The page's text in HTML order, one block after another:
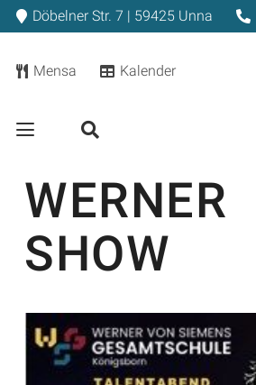
Döbelner Str. 7 | 59425 Unna
Mensa Kalender
WERNER
SHOW